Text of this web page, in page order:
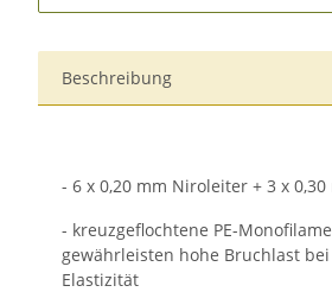
Beschreibung
- 6 x 0,20 mm Niroleiter + 3 x
- kreuzgeflochtene PE-
gewährleisten hohe Bruchlast
Elastizität